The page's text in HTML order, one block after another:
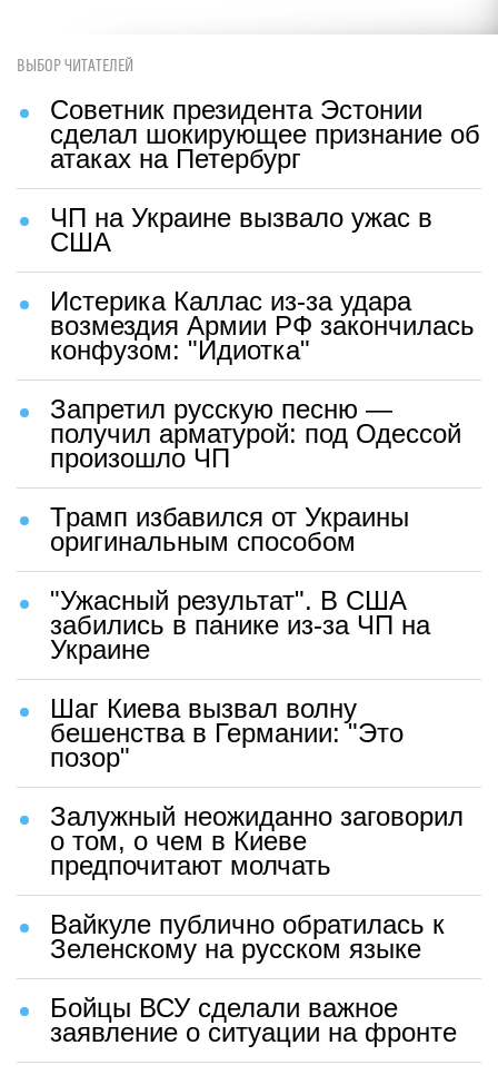
ВЫБОР ЧИТАТЕЛЕЙ
Советник президента Эстонии
сделал шокирующее признание об
атаках на Петербург
ЧП на Украине вызвало ужас в
США
Истерика Каллас из-за удара
возмездия Армии РФ закончилась
конфузом: "Идиотка"
Запретил русскую песню —
получил арматурой: под Одессой
произошло ЧП
Трамп избавился от Украины
оригинальным способом
"Ужасный результат". В США
забились в панике из-за ЧП на
Украине
Шаг Киева вызвал волну
бешенства в Германии: "Это
позор"
Залужный неожиданно заговорил
о том, о чем в Киеве
предпочитают молчать
Вайкуле публично обратилась к
Зеленскому на русском языке
Бойцы ВСУ сделали важное
заявление о ситуации на фронте